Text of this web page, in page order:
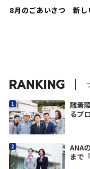
8月のごあいさつ 新し
RANKING
離着
るプ
ANA
まで